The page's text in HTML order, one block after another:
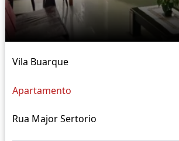
Vila Buarque
Apartamento
Rua Major Sertorio